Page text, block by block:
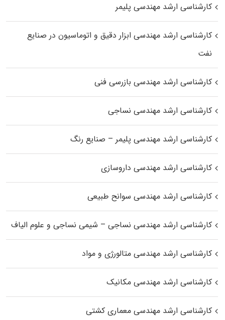
کارشناسی ارشد مهندسی پلیمر
کارشناسی ارشد مهندسی ابزار دقیق و اتوماسیون در صنایع
نفت
کارشناسی ارشد مهندسی بازرسی فنی
کارشناسی ارشد مهندسی نساجی
کارشناسی ارشد مهندسی پلیمر – صنایع رنگ
کارشناسی ارشد مهندسی داروسازی
کارشناسی ارشد مهندسی سوانح طبیعی
کارشناسی ارشد مهندسی نساجی – شیمی نساجی و علوم الیاف
کارشناسی ارشد مهندسی متالورژی و مواد
کارشناسی ارشد مهندسی مکانیک
کارشناسی ارشد مهندسی معماری کشتی